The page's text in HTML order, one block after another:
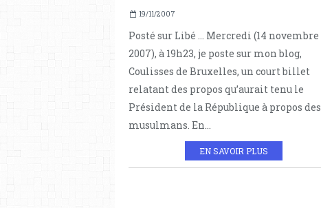
19/11/2007
Posté sur Libé ... Mercredi (14 novembre
2007), à 19h23, je poste sur mon blog,
Coulisses de Bruxelles, un court billet
relatant des propos qu’aurait tenu le
Président de la République à propos des
musulmans. En...
EN SAVOIR PLUS